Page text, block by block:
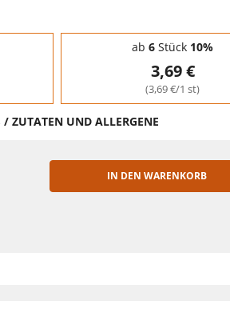
ab 6 Stück 10%
3,69 €
(3,69 €/1 st)
/ ZUTATEN UND ALLERGENE
IN DEN WARENKORB